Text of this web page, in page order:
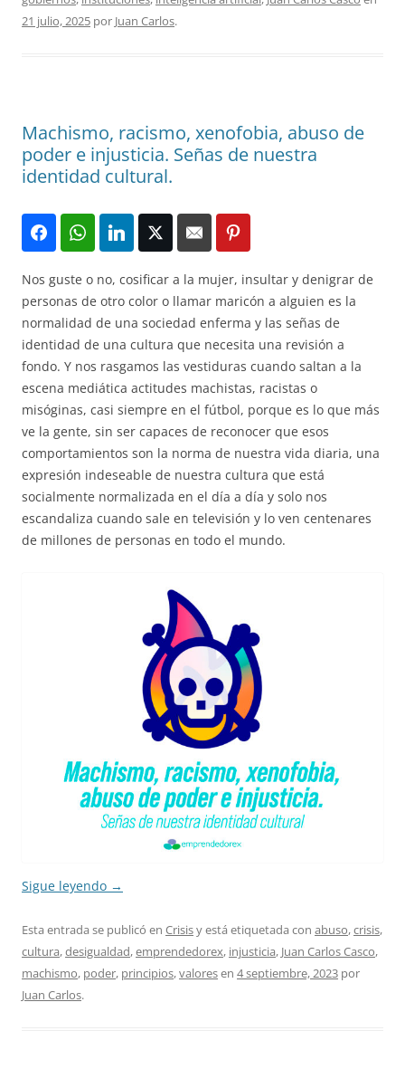
21 julio, 2025 por Juan Carlos.
Machismo, racismo, xenofobia, abuso de
poder e injusticia. Señas de nuestra
identidad cultural.
Nos guste o no, cosificar a la mujer, insultar y denigrar de
personas de otro color o llamar maricón a alguien es la
normalidad de una sociedad enferma y las señas de
identidad de una cultura que necesita una revisión a
fondo. Y nos rasgamos las vestiduras cuando saltan a la
escena mediática actitudes machistas, racistas o
misóginas, casi siempre en el fútbol, porque es lo que más
ve la gente, sin ser capaces de reconocer que esos
comportamientos son la norma de nuestra vida diaria, una
expresión indeseable de nuestra cultura que está
socialmente normalizada en el día a día y solo nos
escandaliza cuando sale en televisión y lo ven centenares
de millones de personas en todo el mundo.
Sigue leyendo →
Esta entrada se publicó en Crisisy está etiquetada con abuso,crisis,
cultura,desigualdad,emprendedorex, injusticia, Juan Carlos Casco,
machismo, poder, principios,valoresen 4 septiembre, 2023 por
Juan Carlos.